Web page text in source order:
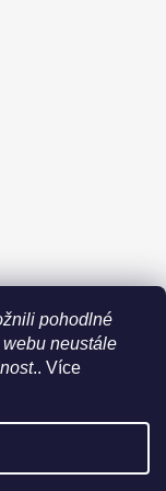
pohodlné
neustále
.. Více
na prodejně. Při